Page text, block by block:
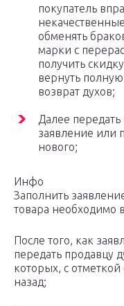
покупатель
обменять
марки с
получить
вернуть
возврат духов;
Далее
заявление или
нового;
Инфо
Заполнить
товара необходимо
После того, как
передать продавцу
которых, с
назад;